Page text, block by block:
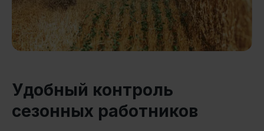
Удобный контроль
сезонных работников